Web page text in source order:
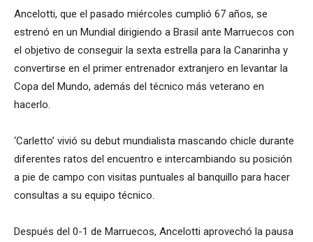
Ancelotti, que el pasado miércoles cumplió 67 años, se
estrenó en un Mundial dirigiendo a Brasil ante Marruecos con
el objetivo de conseguir la sexta estrella para la Canarinha y
convertirse en el primer entrenador extranjero en levantar la
Copa del Mundo, además del técnico más veterano en
hacerlo.
‘Carletto’ vivió su debut mundialista mascando chicle durante
diferentes ratos del encuentro e intercambiando su posición
a pie de campo con visitas puntuales al banquillo para hacer
consultas a su equipo técnico.
Después del 0-1 de Marruecos, Ancelotti aprovechó la pausa